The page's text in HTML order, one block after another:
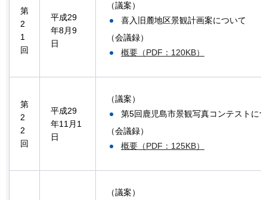
第
2
1
回
平成29
年8月9
日
（議案）
喜入旧麓地区景観計画案について
（会議録）
概要（PDF：120KB）
第
2
2
回
平成29
年11月1
日
（議案）
第5回鹿児島市景観写真コンテストに
（会議録）
概要（PDF：125KB）
（議案）